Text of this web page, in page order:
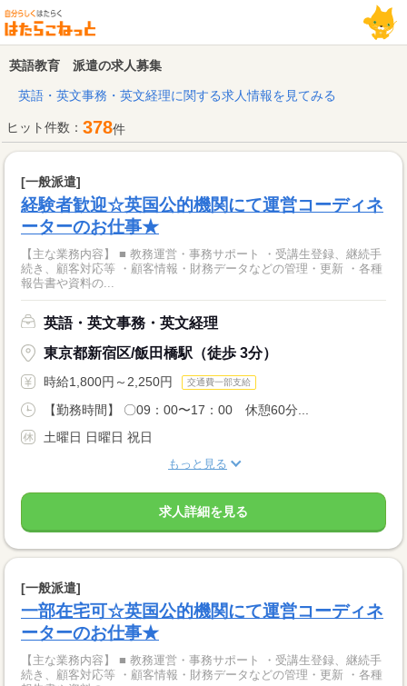
英語教育 派遣の求人募集
英語・英文事務・英文経理に関する求人情報を見てみる
ヒット件数： 378件
[一般派遣]
経験者歓迎☆英国公的機関にて運営コーディネ
ーターのお仕事★
【主な業務内容】 ■ 教務運営・事務サポート ・受講生登録、継続手
続き、顧客対応等 ・顧客情報・財務データなどの管理・更新 ・各種
報告書や資料の...
英語・英文事務・英文経理
東京都新宿区/飯田橋駅（徒歩 3分）
時給1,800円～2,250円 交通費一部支給
【勤務時間】 〇09：00〜17：00 休憩60分...
土曜日 日曜日 祝日
もっと見る
求人詳細を見る
[一般派遣]
一部在宅可☆英国公的機関にて運営コーディネ
ーターのお仕事★
【主な業務内容】 ■ 教務運営・事務サポート ・受講生登録、継続手
続き、顧客対応等 ・顧客情報・財務データなどの管理・更新 ・各種